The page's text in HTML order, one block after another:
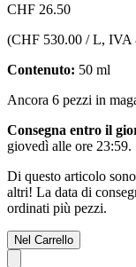
CHF 26.50
(CHF 530.00 / L, IVA
Contenuto: 50 ml
Ancora 6 pezzi in
Consegna entro il
giovedì alle ore 23:59.
Di questo articolo
altri! La data di
ordinati più pezzi.
Nel Carrello